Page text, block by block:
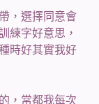
，選擇同意會
練字好意思，
時好其實我好
，常都我每次